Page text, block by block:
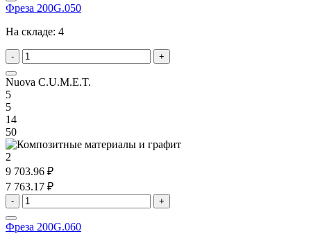
Фреза 200G.050
На складе: 4
- +
Nuova C.U.M.E.T.
5
5
14
50
2
9 703.96 ₽
7 763.17 ₽
- +
Фреза 200G.060